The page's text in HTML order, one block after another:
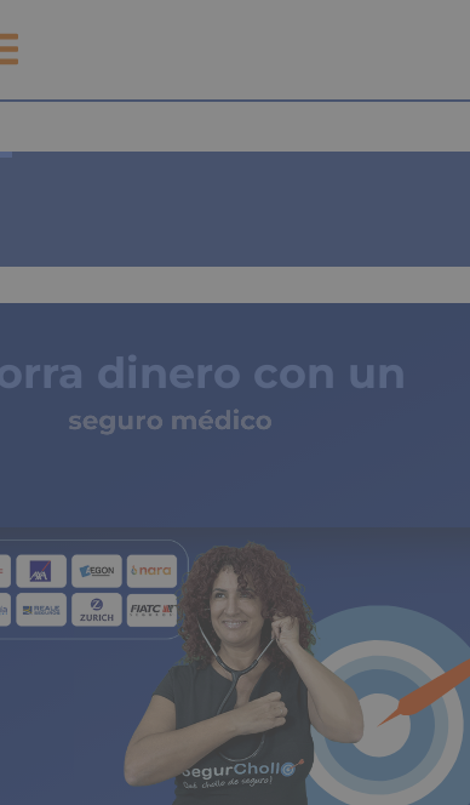
dinero con un
seguro médico